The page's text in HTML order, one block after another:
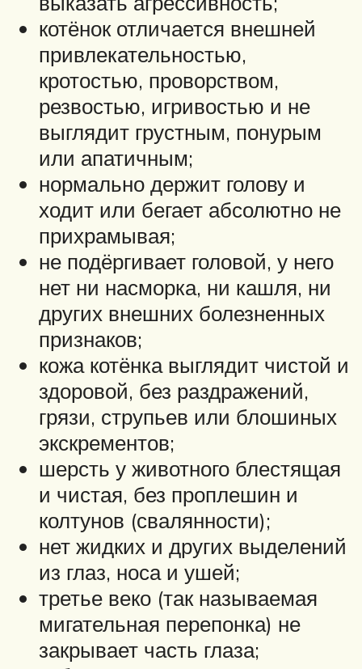
котёнок отличается внешней
привлекательностью,
кротостью, проворством,
резвостью, игривостью и не
выглядит грустным, понурым
или апатичным;
нормально держит голову и
ходит или бегает абсолютно не
прихрамывая;
не подёргивает головой, у него
нет ни насморка, ни кашля, ни
других внешних болезненных
признаков;
кожа котёнка выглядит чистой и
здоровой, без раздражений,
грязи, струпьев или блошиных
экскрементов;
шерсть у животного блестящая
и чистая, без проплешин и
колтунов (свалянности);
нет жидких и других выделений
из глаз, носа и ушей;
третье веко (так называемая
мигательная перепонка) не
закрывает часть глаза;